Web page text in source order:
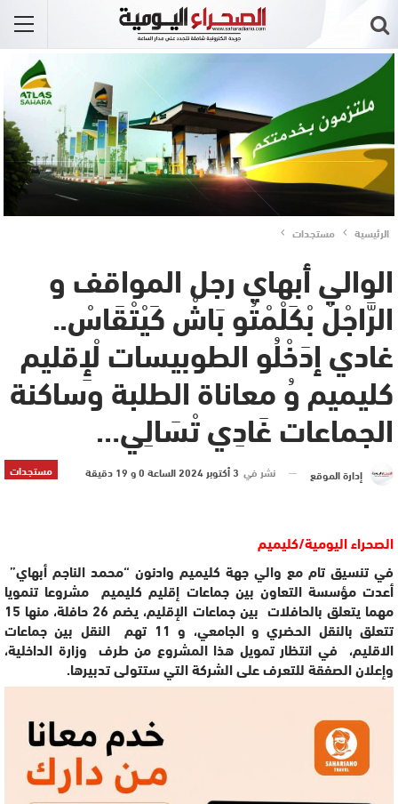
الرئيسية مستجدات
الوالي أبهاي رجل المواقف و
الرَّاجْلْ بْكَلْمْتُو بَاشْ كَيْتْقَاسْ..
غادي إدَخْلُو الطوبيسات لْإِقليم
كليميم وُ معاناة الطلبة وساكنة
الجماعات غَادِي تْسَالِي…
مستجدات إدارة الموقع نشر في 3 أكتوبر 2024 الساعة 0 و 19 دقيقة
الصحراء اليومية/كليميم
في تنسيق تام مع والي جهة كليميم وادنون “محمد الناجم أبهاي”
أعدت مؤسسة التعاون بين جماعات إقليم كليميم مشروعا تنمويا
مهما يتعلق بالحافلات بين جماعات الإقليم، يضم 26 حافلة، منها 15
تتعلق بالنقل الحضري و الجامعي، و 11 تهم النقل بين جماعات
الاقليم، في انتظار تمويل هذا المشروع من طرف وزارة الداخلية،
وإعلان الصفقة للتعرف على الشركة التي ستتولى تدبيرها.